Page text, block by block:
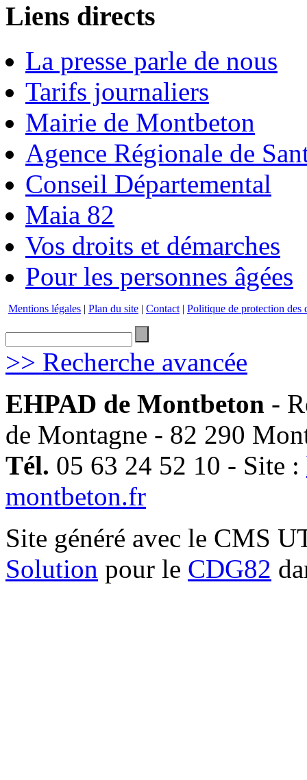
Liens directs
La presse parle de nous
Tarifs journaliers
Mairie de Montbeton
Agence Régionale de
Conseil Départemental
Maia 82
Vos droits et démarches
Pour les personnes âgées
Mentions légales | Plan du site | Contact | Politique de protection des
>> Recherche avancée
EHPAD de Montbeton -
de Montagne - 82 290
Tél. 05 63 24 52 10 - Site :
montbeton.fr
Site généré avec le CMS
Solution pour le CDG82